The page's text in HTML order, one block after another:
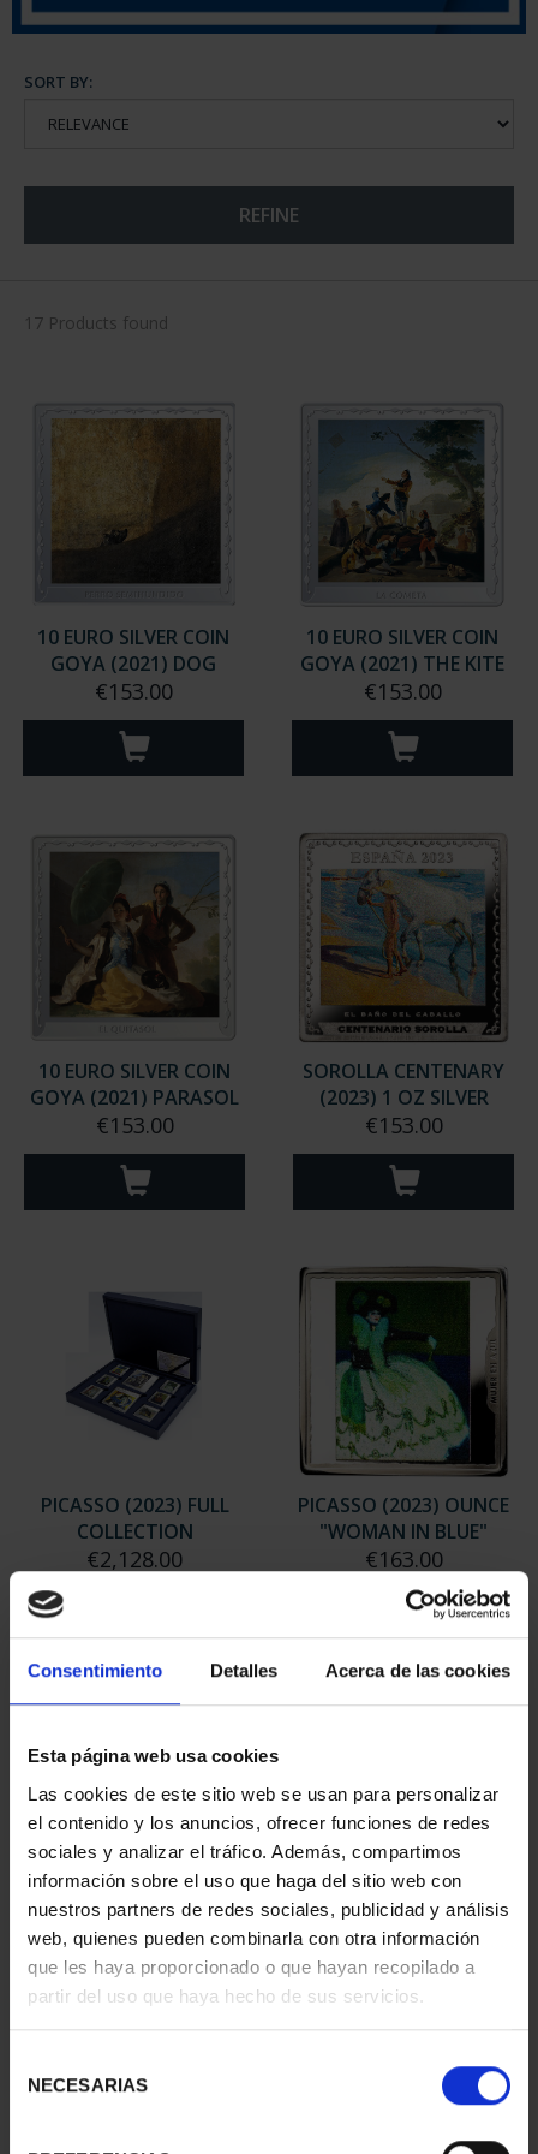
Consentimiento Detalles Acerca de las cookies
Esta página web usa cookies
Las cookies de este sitio web se usan para personalizar
el contenido y los anuncios, ofrecer funciones de redes
sociales y analizar el tráfico. Además, compartimos
información sobre el uso que haga del sitio web con
nuestros partners de redes sociales, publicidad y análisis
web, quienes pueden combinarla con otra información
que les haya proporcionado o que hayan recopilado a
partir del uso que haya hecho de sus servicios.
NECESARIAS
SORT BY:
REFINE
17 Products found
10 EURO SILVER COIN
GOYA (2021) DOG
€153.00
10 EURO SILVER COIN
GOYA (2021) THE KITE
€153.00
10 EURO SILVER COIN
GOYA (2021) PARASOL
€153.00
SOROLLA CENTENARY
(2023) 1 OZ SILVER
€153.00
PICASSO (2023) FULL
COLLECTION
€2,128.00
PICASSO (2023) OUNCE
"WOMAN IN BLUE"
€163.00
PICASSO (2023)
OUNCES SET
€978.00
PICASSO (2023) 50
EURO "HARLEQUIN
WITH M...